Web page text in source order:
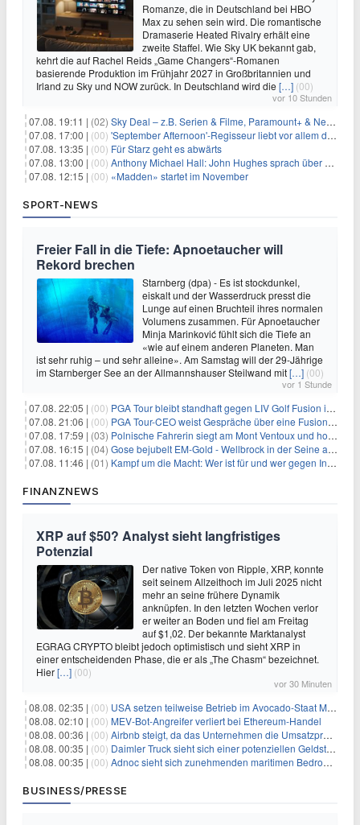
Romanze, die in Deutschland bei HBO
Max zu sehen sein wird. Die romantische
Dramaserie Heated Rivalry erhält eine
zweite Staffel. Wie Sky UK bekannt gab,
kehrt die auf Rachel Reids „Game Changers“-Romanen
basierende Produktion im Frühjahr 2027 in Großbritannien und
Irland zu Sky und NOW zurück. In Deutschland wird die […] (00)
vor 10 Stunden
07.08. 19:11 | (02) Sky Deal – z.B. Serien & Filme, Paramount+ & Netflix für 19,99€/Monat
07.08. 17:00 | (00) 'September Afternoon'-Regisseur liebt vor allem die 'Banalität' in seinen Filmen
07.08. 13:35 | (00) Für Starz geht es abwärts
07.08. 13:00 | (00) Anthony Michael Hall: John Hughes sprach über eine Fortsetzung von 'The Breakfast Club'
07.08. 12:15 | (00) «Madden» startet im November
SPORT-NEWS
Freier Fall in die Tiefe: Apnoetaucher will
Rekord brechen
Starnberg (dpa) - Es ist stockdunkel,
eiskalt und der Wasserdruck presst die
Lunge auf einen Bruchteil ihres normalen
Volumens zusammen. Für Apnoetaucher
Minja Marinković fühlt sich die Tiefe an
«wie auf einem anderen Planeten. Man
ist sehr ruhig – und sehr alleine». Am Samstag will der 29-Jährige
im Starnberger See an der Allmannshauser Steilwand mit[…] (00)
vor 1 Stunde
07.08. 22:05 | (00) PGA Tour bleibt standhaft gegen LIV Golf Fusion in einem sich wandelnden Sportumfeld
07.08. 21:06 | (00) PGA Tour-CEO weist Gespräche über eine Fusion mit LIV Golf zurück und bekräftigt die Wettbewerbslandschaft
07.08. 17:59 | (03) Polnische Fahrerin siegt am Mont Ventoux und holt Tour-Gelb
07.08. 16:15 | (04) Gose bejubelt EM-Gold - Wellbrock in der Seine ausgebremst
07.08. 11:46 | (01) Kampf um die Macht: Wer ist für und wer gegen Infantino?
FINANZNEWS
XRP auf $50? Analyst sieht langfristiges
Potenzial
Der native Token von Ripple, XRP, konnte
seit seinem Allzeithoch im Juli 2025 nicht
mehr an seine frühere Dynamik
anknüpfen. In den letzten Wochen verlor
er weiter an Boden und fiel am Freitag
auf $1,02. Der bekannte Marktanalyst
EGRAG CRYPTO bleibt jedoch optimistisch und sieht XRP in
einer entscheidenden Phase, die er als „The Chasm“ bezeichnet.
Hier[…] (00)
vor 30 Minuten
08.08. 02:35 | (00) USA setzen teilweise Betrieb im Avocado-Staat Michoacán in Mexiko wieder in Gang
08.08. 02:10 | (00) MEV-Bot-Angreifer verliert bei Ethereum-Handel
08.08. 00:36 | (00) Airbnb steigt, da das Unternehmen die Umsatzprognose anhebt und starkes Wachstum signalisiert
08.08. 00:35 | (00) Daimler Truck sieht sich einer potenziellen Geldstrafe von 1 Milliarde Euro aufgrund von EU-Emissionsvorschriften gegenüber
08.08. 00:35 | (00) Adnoc sieht sich zunehmenden maritimen Bedrohungen angesichts regionaler Spannungen gegenüber
BUSINESS/PRESSE